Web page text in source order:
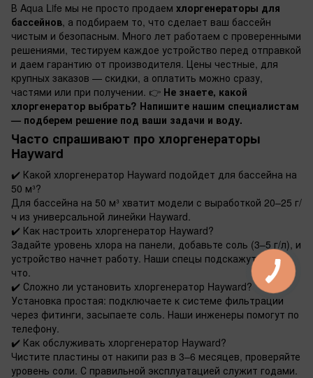
В Aqua Life мы не просто продаем хлоргенераторы для
бассейнов, а подбираем то, что сделает ваш бассейн
чистым и безопасным. Много лет работаем с проверенными
решениями, тестируем каждое устройство перед отправкой
и даем гарантию от производителя. Цены честные, для
крупных заказов — скидки, а оплатить можно сразу,
частями или при получении. 👉 Не знаете, какой
хлоргенератор выбрать? Напишите нашим специалистам
— подберем решение под ваши задачи и воду.
Часто спрашивают про хлоргенераторы
Hayward
✔️ Какой хлоргенератор Hayward подойдет для бассейна на
50 м³?
Для бассейна на 50 м³ хватит модели с выработкой 20–25 г/
ч из универсальной линейки Hayward.
✔️ Как настроить хлоргенератор Hayward?
Задайте уровень хлора на панели, добавьте соль (3–5 г/л), и
устройство начнет работу. Наши спецы подскажут, если
что.
✔️ Сложно ли установить хлоргенератор Hayward?
Установка простая: подключаете к системе фильтрации
через фитинги, засыпаете соль. Наши инженеры помогут по
телефону.
✔️ Как обслуживать хлоргенератор Hayward?
Чистите пластины от накипи раз в 3–6 месяцев, проверяйте
уровень соли. С правильной эксплуатацией служит годами.